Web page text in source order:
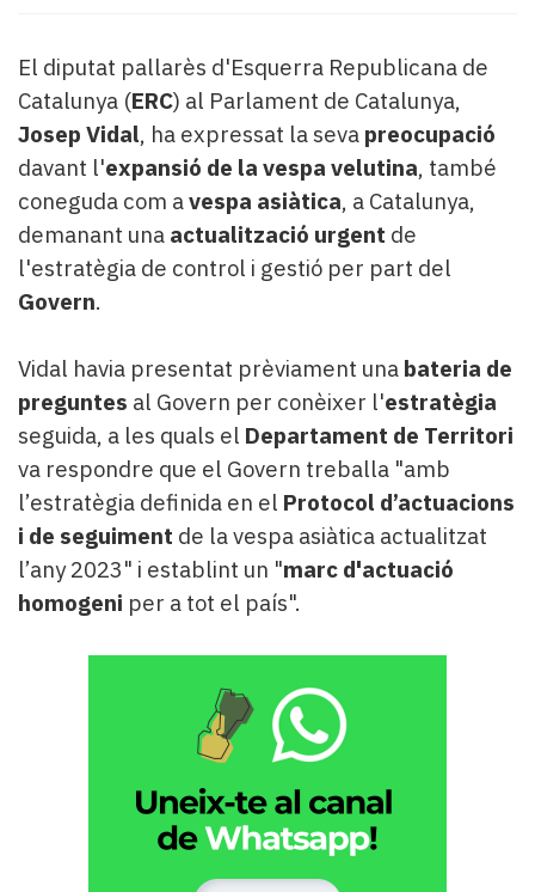
del
Pallars
Contingut
patrocinat
Lo
més
llegit...
Editorial
El diputat pallarès d'Esquerra Republicana de
Catalunya (ERC) al Parlament de Catalunya,
Josep Vidal, ha expressat la seva preocupació
davant l'expansió de la vespa velutina, també
coneguda com avespa asiàtica, a Catalunya,
demanant una actualització urgent de
l'estratègia de control i gestió per part del
Govern.
Vidal havia presentat prèviament una bateria de
preguntes al Govern per conèixer l'estratègia
seguida, a les quals el Departament de Territori
va respondre que el Govern treballa "amb
l’estratègia definida en el Protocol d’actuacions
i de seguiment de la vespa asiàtica actualitzat
l’any 2023" i establint un "marc d'actuació
homogeni per a tot el país".